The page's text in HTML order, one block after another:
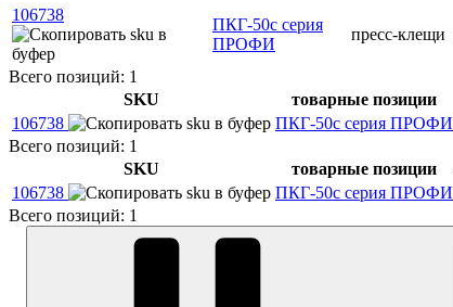
106738
ПКГ-50с серия
ПРОФИ
пресс-клещи
Всего позиций: 1
SKU
товарные позиции
106738
ПКГ-50с серия ПРОФИ
Всего позиций: 1
SKU
товарные позиции
106738
ПКГ-50с серия ПРОФИ
Всего позиций: 1